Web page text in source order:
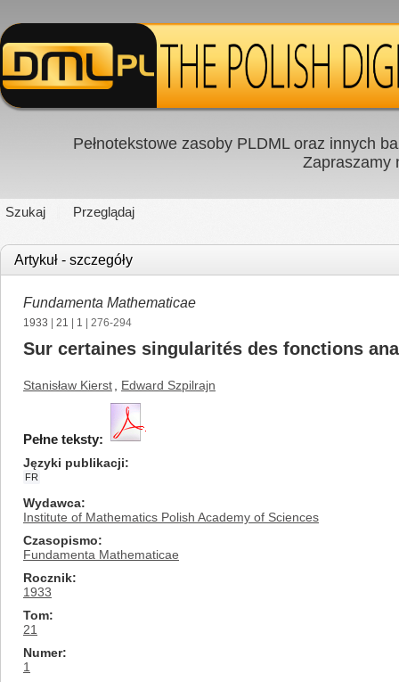
Pełnotekstowe zasoby PLDML oraz innych
Zapraszamy
Szukaj Przeglądaj
Artykuł - szczegóły
Fundamenta Mathematicae
1933 21 1 | 276-294
Sur certaines singularités des fonctions
Stanisław Kierst Edward Szpilrajn
Pełne teksty:
Języki publikacji
FR
Wydawca
Institute of Mathematics Polish Academy of Sciences
Czasopismo
Fundamenta Mathematicae
Rocznik
1933
Tom
21
Numer
1